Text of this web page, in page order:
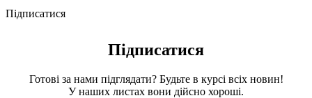
Підписатися
Підписатися
Готові за нами підглядати? Будьте в курсі всіх новин!
У наших листах вони дійсно хороші.